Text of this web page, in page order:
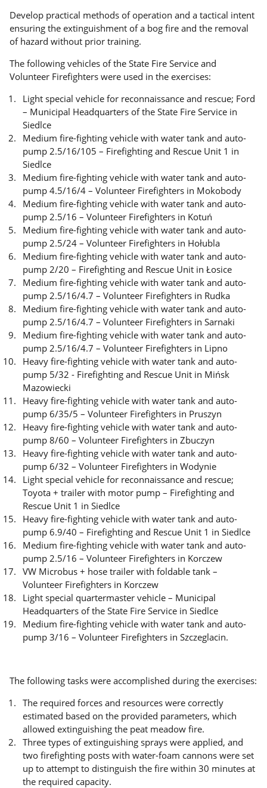
Develop practical methods of operation and a tactical intent
ensuring the extinguishment of a bog fire and the removal
of hazard without prior training.
The following vehicles of the State Fire Service and
Volunteer Firefighters were used in the exercises:
Light special vehicle for reconnaissance and rescue; Ford
– Municipal Headquarters of the State Fire Service in
Siedlce
Medium fire-fighting vehicle with water tank and auto-
pump 2.5/16/105 – Firefighting and Rescue Unit 1 in
Siedlce
Medium fire-fighting vehicle with water tank and auto-
pump 4.5/16/4 – Volunteer Firefighters in Mokobody
Medium fire-fighting vehicle with water tank and auto-
pump 2.5/16 – Volunteer Firefighters in Kotuń
Medium fire-fighting vehicle with water tank and auto-
pump 2.5/24 – Volunteer Firefighters in Hołubla
Medium fire-fighting vehicle with water tank and auto-
pump 2/20 – Firefighting and Rescue Unit in Łosice
Medium fire-fighting vehicle with water tank and auto-
pump 2.5/16/4.7 – Volunteer Firefighters in Rudka
Medium fire-fighting vehicle with water tank and auto-
pump 2.5/16/4.7 – Volunteer Firefighters in Sarnaki
Medium fire-fighting vehicle with water tank and auto-
pump 2.5/16/4.7 – Volunteer Firefighters in Lipno
Heavy fire-fighting vehicle with water tank and auto-
pump 5/32 - Firefighting and Rescue Unit in Mińsk
Mazowiecki
Heavy fire-fighting vehicle with water tank and auto-
pump 6/35/5 – Volunteer Firefighters in Pruszyn
Heavy fire-fighting vehicle with water tank and auto-
pump 8/60 – Volunteer Firefighters in Zbuczyn
Heavy fire-fighting vehicle with water tank and auto-
pump 6/32 – Volunteer Firefighters in Wodynie
Light special vehicle for reconnaissance and rescue;
Toyota + trailer with motor pump – Firefighting and
Rescue Unit 1 in Siedlce
Heavy fire-fighting vehicle with water tank and auto-
pump 6.9/40 – Firefighting and Rescue Unit 1 in Siedlce
Medium fire-fighting vehicle with water tank and auto-
pump 2.5/16 – Volunteer Firefighters in Korczew
VW Microbus + hose trailer with foldable tank –
Volunteer Firefighters in Korczew
Light special quartermaster vehicle – Municipal
Headquarters of the State Fire Service in Siedlce
Medium fire-fighting vehicle with water tank and auto-
pump 3/16 – Volunteer Firefighters in Szczeglacin.
The following tasks were accomplished during the exercises:
The required forces and resources were correctly
estimated based on the provided parameters, which
allowed extinguishing the peat meadow fire.
Three types of extinguishing sprays were applied, and
two firefighting posts with water-foam cannons were set
up to attempt to distinguish the fire within 30 minutes at
the required capacity.